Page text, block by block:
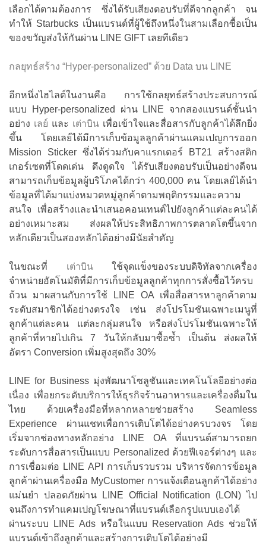
เลือกได้ตามต้องการ ซึ่งได้รับเสียงตอบรับที่ดีจากลูกค้า จน
ทำให้ Starbucks เป็นแบรนด์ที่ผู้ใช้ถึงหนึ่งในสามเลือกซื้อเป็น
ของขวัญส่งให้กันผ่าน LINE GIFT เลยทีเดียว
กลยุทธ์สร้าง “Hyper-personalized” ด้วย Data บน LINE
อีกหนึ่งไฮไลต์ในงานคือ การใช้กลยุทธ์สร้างประสบการณ์
แบบ Hyper-personalized ผ่าน LINE จากสองแบรนด์ชั้นนำ
อย่าง เลย์ และ เต่าบิน เพื่อเข้าใจและสื่อสารกับลูกค้าได้ลึกยิ่ง
ขึ้น โดยเลย์ได้มีการเก็บข้อมูลลูกค้าผ่านแคมเปญการออก
Mission Sticker ซึ่งได้ร่วมกับคาแรกเตอร์ BT21 สร้างสติก
เกอร์เซตที่โดดเด่น ดึงดูดใจ ได้รับเสียงตอบรับเป็นอย่างดีจน
สามารถเก็บข้อมูลผู้บริโภคได้กว่า 400,000 คน โดยเลย์ได้นำ
ข้อมูลที่ได้มาแบ่งหมวดหมู่ลูกค้าตามพฤติกรรมและความ
สนใจ เพื่อสร้างและนำเสนอคอนเทนต์ไปยังลูกค้าแต่ละคนได้
อย่างเหมาะสม ส่งผลให้ประสิทธิภาพการตลาดโตขึ้นจาก
หลักเดียวเป็นสองหลักได้อย่างมีนัยสำคัญ
ในขณะที่ เต่าบินใช้จุดแข็งของระบบดิจิทัลจากเครื่อง
จำหน่ายอัตโนมัติที่มีการเก็บข้อมูลลูกค้าทุกการสั่งซื้อไว้ครบ
ถ้วน มาผสานกับการใช้ LINE OA เพื่อสื่อสารหาลูกค้าตาม
ระดับสมาชิกได้อย่างตรงใจ เช่น ส่งโปรโมชันเฉพาะเมนูที่
ลูกค้าแต่ละคน แต่ละกลุ่มสนใจ หรือส่งโปรโมชันเฉพาะให้
ลูกค้าที่หายไปเกิน 7 วันให้กลับมาซื้อซ้ำ เป็นต้น ส่งผลให้
อัตรา Conversion เพิ่มสูงสุดถึง 30%
LINE for Business มุ่งพัฒนาโซลูชันและเทคโนโลยีอย่างต่อ
เนื่อง เพื่อยกระดับบริการให้ธุรกิจร้านอาหารและเครื่องดื่มใน
ไทย ด้วยเครื่องมือที่หลากหลายช่วยสร้าง Seamless
Experience ผ่านแชทเพื่อการเติบโตได้อย่างครบวงจร โดย
เริ่มจากช่องทางหลักอย่าง LINE OA ที่แบรนด์สามารถยก
ระดับการสื่อสารเป็นแบบ Personalized ด้วยฟีเจอร์ต่างๆ และ
การเชื่อมต่อ LINE API การเก็บรวบรวม บริหารจัดการข้อมูล
ลูกค้าผ่านเครื่องมือ MyCustomer การแจ้งเตือนลูกค้าได้อย่าง
แม่นยำ ปลอดภัยผ่าน LINE Official Notification (LON) ไป
จนถึงการทำแคมเปญโฆษณาที่แบรนด์เลือกรูปแบบเองได้
ผ่านระบบ LINE Ads หรือในแบบ Reservation Ads ช่วยให้
แบรนด์เข้าถึงลูกค้าและสร้างการเติบโตได้อย่างมี